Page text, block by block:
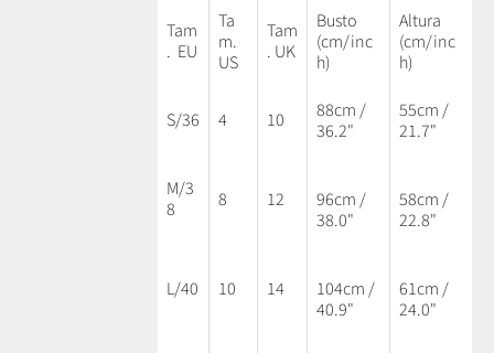
Tam
. EU
Ta
m.
US
Tam
. UK
Busto
(cm/inc
h)
Altura
(cm/inc
h)
S/36 4 10
88cm /
36.2"
55cm /
21.7"
M/3
8
8 12
96cm /
38.0"
58cm /
22.8"
L/40 10 14
104cm /
40.9"
61cm /
24.0"